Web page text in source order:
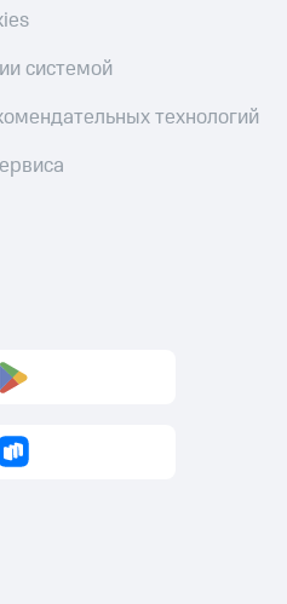
системой
технологий